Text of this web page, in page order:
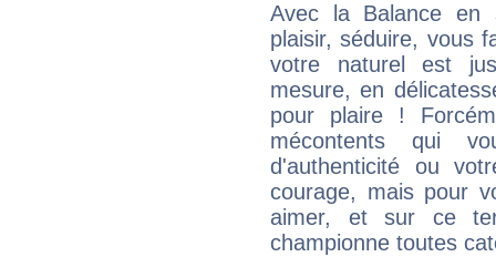
Avec la Balance en
plaisir, séduire, vous
votre naturel est
mesure, en
pour plaire !
mécontents qui
d'authenticité ou
courage, mais pour
aimer, et sur ce
championne toutes